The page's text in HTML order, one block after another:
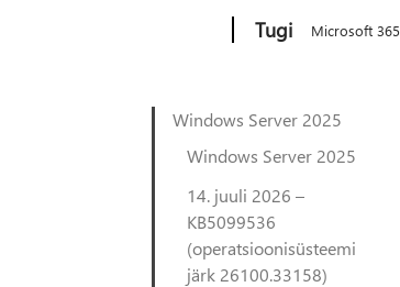
Tugi Microsoft 365
Windows Server 2025
Windows Server 2025
14. juuli 2026 –
KB5099536
(operatsioonisüsteemi
järk 26100.33158)